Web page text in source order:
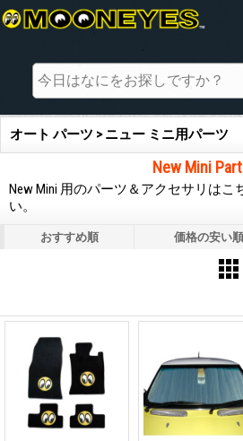
オート パーツ > ニュー ミニ用パーツ
New Mini
New Mini 用のパーツ＆アクセサリはこ
い。
おすすめ順 価格の安い順